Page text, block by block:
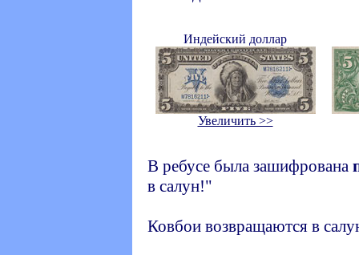
Индейский доллар
Увеличить >>
В ребусе была зашифрована
в салун!"
Ковбои возвращаются в